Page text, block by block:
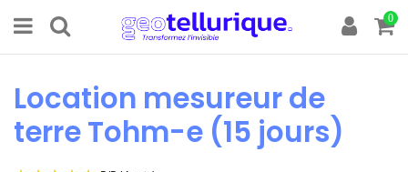
0
Location mesureur de
terre Tohm-e (15 jours)